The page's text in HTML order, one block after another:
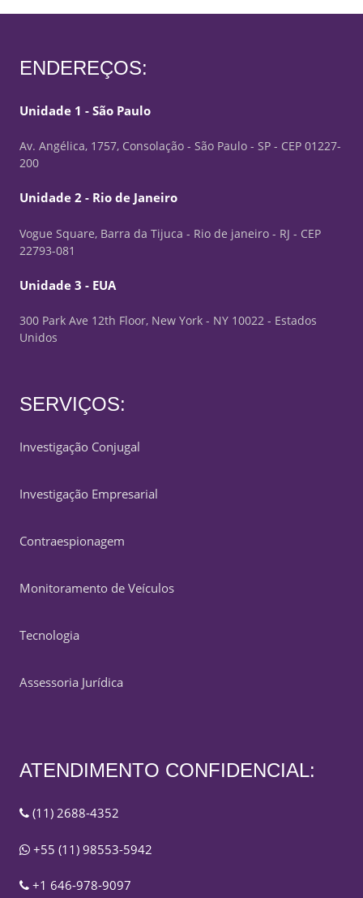
ENDEREÇOS:
Unidade 1 - São Paulo
Av. Angélica, 1757, Consolação - São Paulo - SP - CEP 01227-
200
Unidade 2 - Rio de Janeiro
Vogue Square, Barra da Tijuca - Rio de janeiro - RJ - CEP
22793-081
Unidade 3 - EUA
300 Park Ave 12th Floor, New York - NY 10022 - Estados
Unidos
SERVIÇOS:
Investigação Conjugal
Investigação Empresarial
Contraespionagem
Monitoramento de Veículos
Tecnologia
Assessoria Jurídica
ATENDIMENTO CONFIDENCIAL:
(11) 2688-4352
+55 (11) 98553-5942
+1 646-978-9097